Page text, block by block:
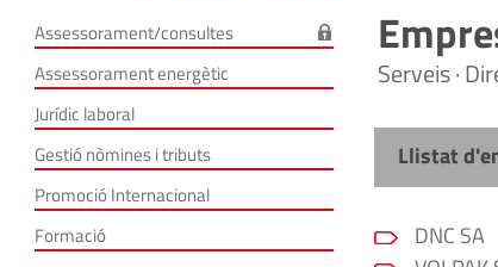
Assessorament/consultes
Assessorament energètic
Jurídic laboral
Gestió nòmines i tributs
Promoció Internacional
Formació
Serveis ·
Llistat
DNC SA